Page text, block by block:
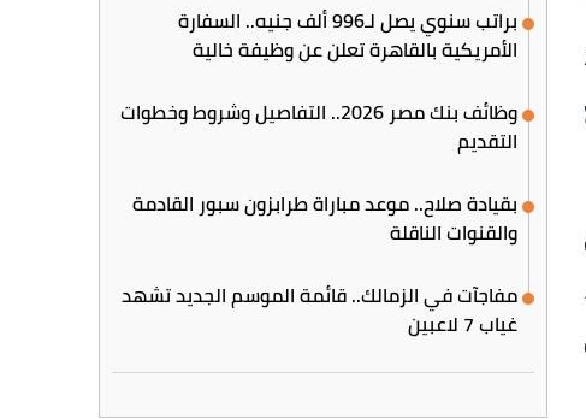
براتب سنوي يصل لـ996 ألف جنيه.. السفارة
الأمريكية بالقاهرة تعلن عن وظيفة خالية
وظائف بنك مصر 2026.. التفاصيل وشروط وخطوات
التقديم
بقيادة صلاح.. موعد مباراة طرابزون سبور القادمة
والقنوات الناقلة
مفاجآت في الزمالك.. قائمة الموسم الجديد تشهد
غياب 7 لاعبين